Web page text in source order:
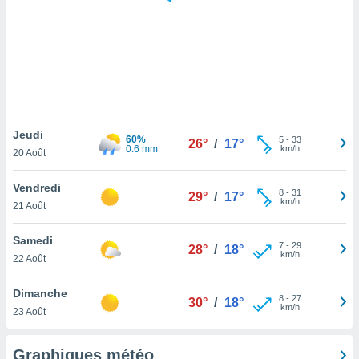
notre
que
et que
Jeudi
20 Août
60%
0.6 mm
26° / 17° 5- 33
km/h
Vendredi
21 Août
29° / 17° 8- 31
km/h
Samedi
22 Août
28° / 18° 7- 29
km/h
Dimanche
23 Août
30° / 18° 8- 27
km/h
Graphiques météo